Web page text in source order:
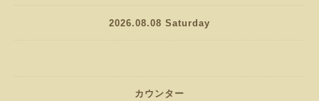
2026.08.08 Saturday
カウンター